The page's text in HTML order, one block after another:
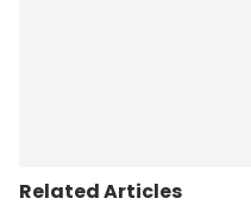
Related Articles